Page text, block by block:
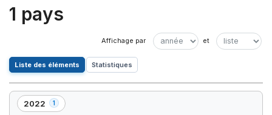
1 pays
Liste des éléments Statistiques
2022 1
,